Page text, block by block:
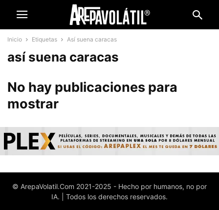
Inicio Etiquetas Así suena caracas
así suena caracas
No hay publicaciones para
mostrar
© ArepaVolatil.Com 2021-2025 - Hecho por humanos, no por
IA. | Todos los derechos reservados.